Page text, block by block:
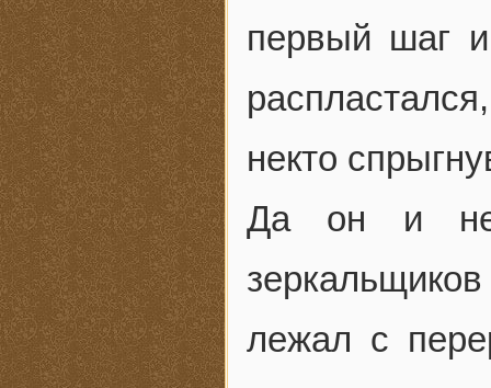
первый шаг
некто
Да он и не
лежал с